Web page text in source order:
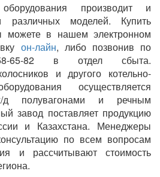
производит и
различных моделей. Купить
можете в нашем электронном
он-лайн, либо позвонив по
65-82 в отдел сбыта.
и другого котельно-
осуществляется
д полувагонами и речным
завод поставляет продукцию
и Казахстана. Менеджеры
по всем вопросам
и рассчитывают стоимость